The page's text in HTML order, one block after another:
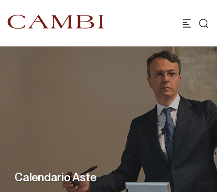
Calendario Aste